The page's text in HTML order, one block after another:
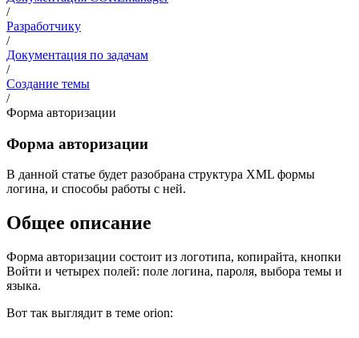
/
Разработчику
/
Документация по задачам
/
Создание темы
/
Форма авторизации
Форма авторизации
В данной статье будет разобрана структура XML формы
логина, и способы работы с ней.
Общее описание
Форма авторизации состоит из логотипа, копирайта, кнопки
Войти и четырех полей: поле логина, пароля, выбора темы и
языка.
Вот так выглядит в теме orion: